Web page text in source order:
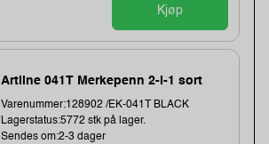
Kjøp
Artline 041T Merkepenn 2-i-1 sort
Varenummer:128902 /EK-041T BLACK
Lagerstatus:5772 stk på lager.
Sendes om:2-3 dager